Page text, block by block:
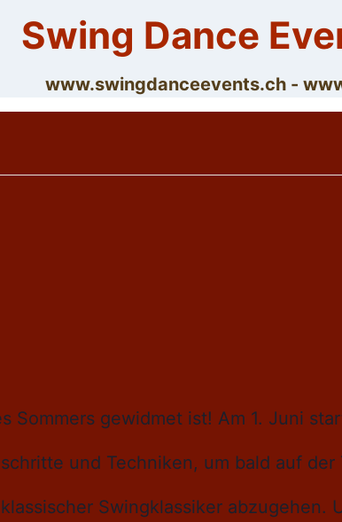
Swing Dance
www.swingdanceevents.ch -
Sommers gewidmet ist! Am 1.
und Techniken, um bald auf
Swingklassiker